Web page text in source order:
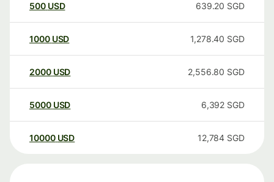
500 USD 639.20 SGD
1000 USD 1,278.40 SGD
2000 USD 2,556.80 SGD
5000 USD 6,392 SGD
10000 USD 12,784 SGD